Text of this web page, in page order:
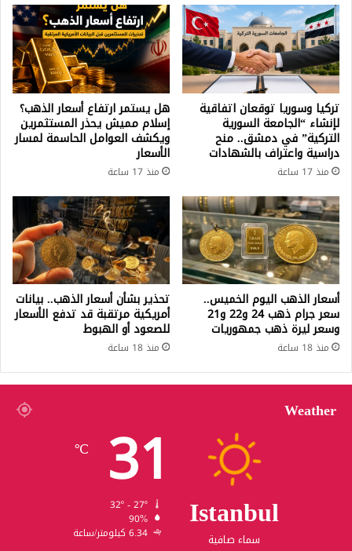
تركيا وسوريا توقعان اتفاقية
لإنشاء “الجامعة السورية
التركية” في دمشق.. منح
دراسية واعتراف بالشهادات
منذ 17 ساعة
هل يستمر ارتفاع أسعار الذهب؟
إسلام مميش يحذر المستثمرين
ويكشف العوامل الحاسمة لمسار
الأسعار
منذ 17 ساعة
أسعار الذهب اليوم الخميس..
سعر جرام ذهب 24 و22 و21
وسعر ليرة ذهب جمهوريات
منذ 18 ساعة
تحذير بشأن أسعار الذهب.. بيانات
أمريكية مرتقبة قد تدفع الأسعار
للصعود أو الهبوط
منذ 18 ساعة
Weather
Istanbul
سماء صافية
31
℃
90%
6.34 كيلومتر/ساعة